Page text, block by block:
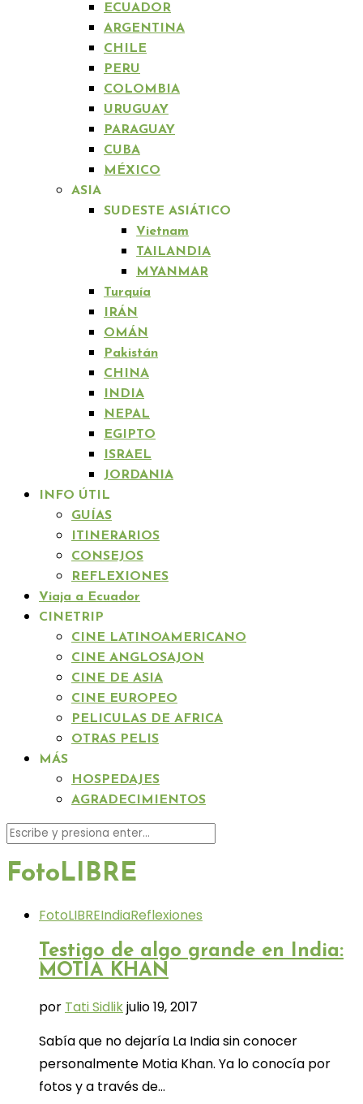
ECUADOR
ARGENTINA
CHILE
PERU
COLOMBIA
URUGUAY
PARAGUAY
CUBA
MÉXICO
ASIA
SUDESTE ASIÁTICO
Vietnam
TAILANDIA
MYANMAR
Turquía
IRÁN
OMÁN
Pakistán
CHINA
INDIA
NEPAL
EGIPTO
ISRAEL
JORDANIA
INFO ÚTIL
GUÍAS
ITINERARIOS
CONSEJOS
REFLEXIONES
Viaja a Ecuador
CINETRIP
CINE LATINOAMERICANO
CINE ANGLOSAJON
CINE DE ASIA
CINE EUROPEO
PELICULAS DE AFRICA
OTRAS PELIS
MÁS
HOSPEDAJES
AGRADECIMIENTOS
FotoLIBRE
FotoLIBREIndiaReflexiones
Testigo de algo grande en India:
MOTIA KHAN
por Tati Sidlikjulio 19, 2017
Sabía que no dejaría La India sin conocer
personalmente Motia Khan. Ya lo conocía por
fotos y a través de…